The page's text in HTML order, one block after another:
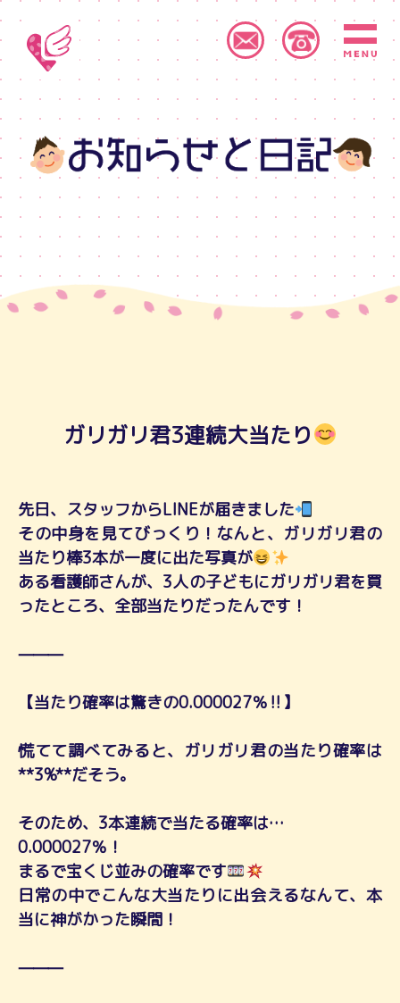
ガリガリ君3連続大当たり
先日、スタッフからLINEが届きました
その中身を見てびっくり！なんと、ガリガリ君の
当たり棒3本が一度に出た写真が
ある看護師さんが、3人の子どもにガリガリ君を買
ったところ、全部当たりだったんです！
⸻
【当たり確率は驚きの0.000027％‼】
慌てて調べてみると、ガリガリ君の当たり確率は
**3%**だそう。
そのため、3本連続で当たる確率は…
0.000027％！
まるで宝くじ並みの確率です
日常の中でこんな大当たりに出会えるなんて、本
当に神がかった瞬間！
⸻